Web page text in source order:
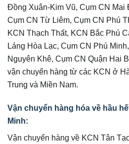
Đồng Xuân-Kim Vũ, Cụm CN Mai
Cụm CN Từ Liêm, Cụm CN Phú
KCN Thạch Thất, KCN Bắc Phú
Láng Hòa Lạc, Cụm CN Phú
Nguyên Khê, Cụm CN Quận Hai
vận chuyển hàng từ các KCN ở
Trung và Miền Nam.
Vận chuyển hàng hóa về hầu
Minh:
Vận chuyển hàng về KCN Tân